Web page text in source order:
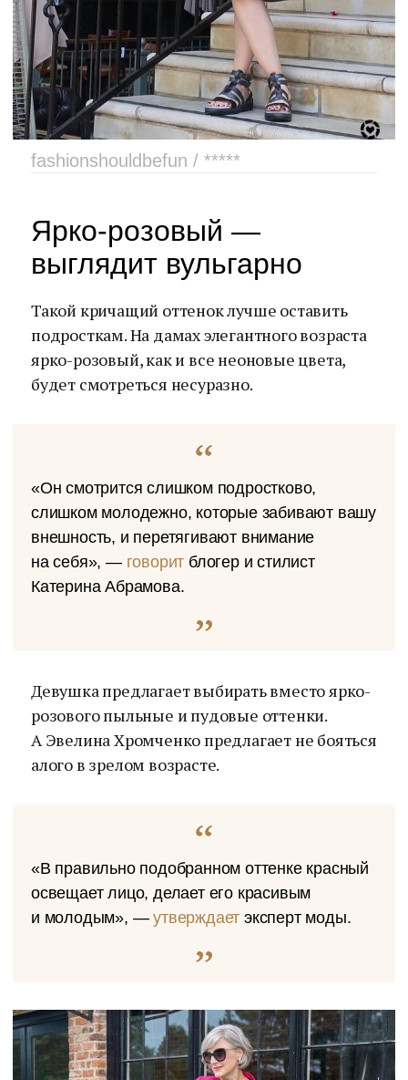
fashionshouldbefun / *****
Ярко-розовый —
выглядит вульгарно
Такой кричащий оттенок лучше оставить
подросткам. На дамах элегантного возраста
ярко-розовый, как и все неоновые цвета,
будет смотреться несуразно.
«Он смотрится слишком подростково,
слишком молодежно, которые забивают вашу
внешность, и перетягивают внимание
на себя», — говорит блогер и стилист
Катерина Абрамова.
Девушка предлагает выбирать вместо ярко-
розового пыльные и пудовые оттенки.
А Эвелина Хромченко предлагает не бояться
алого в зрелом возрасте.
«В правильно подобранном оттенке красный
освещает лицо, делает его красивым
и молодым», —утверждает эксперт моды.